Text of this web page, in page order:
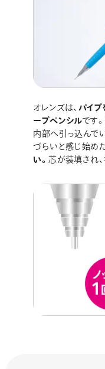
オレンズは、 パイプ
ープペンシルです
内部へ引っ込んで
づらいと感じ始めた
い。芯が装填され、